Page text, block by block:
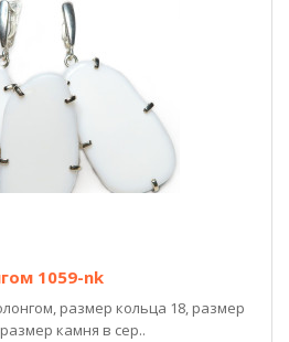
1059-nk
размер кольца 18, размер
камня в сер..